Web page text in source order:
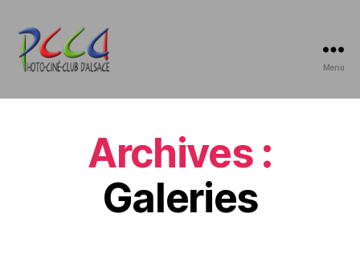
Ciné-
Menu
Archives :
Galeries